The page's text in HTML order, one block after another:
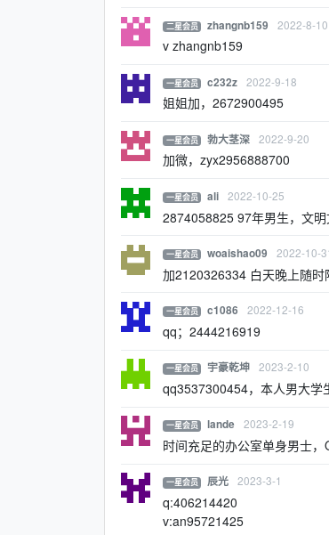
二星会员 zhangnb159 2022-8-10
v zhangnb159
一星会员 c232z 2022-9-18
姐姐加，2672900495
一星会员 勃大茎深 2022-9-20
加微，zyx2956888700
一星会员 ali 2022-10-25
2874058825 97年男生，文
一星会员 woaishao09 2022-10-
加2120326334 白天晚上随时
一星会员 c1086 2022-12-16
qq；2444216919
一星会员 宇豪乾坤 2023-2-10
qq3537300454，本人男大学
一星会员 lande 2023-2-19
时间充足的办公室单身男士
一星会员 辰光 2023-3-1
q:406214420
v:an95721425